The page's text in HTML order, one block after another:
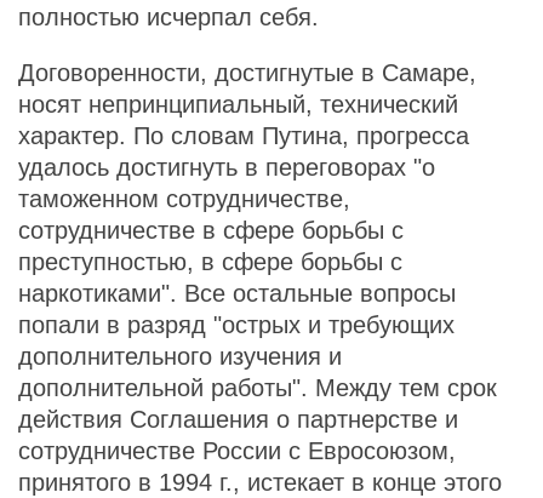
полностью исчерпал себя.
Договоренности, достигнутые в Самаре,
носят непринципиальный, технический
характер. По словам Путина, прогресса
удалось достигнуть в переговорах "о
таможенном сотрудничестве,
сотрудничестве в сфере борьбы с
преступностью, в сфере борьбы с
наркотиками". Все остальные вопросы
попали в разряд "острых и требующих
дополнительного изучения и
дополнительной работы". Между тем срок
действия Соглашения о партнерстве и
сотрудничестве России с Евросоюзом,
принятого в 1994 г., истекает в конце этого